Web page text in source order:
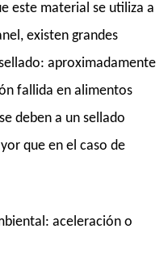
este material se utiliza a
existen grandes
aproximadamente
fallida en alimentos
deben a un sellado
que en el caso de
aceleración o